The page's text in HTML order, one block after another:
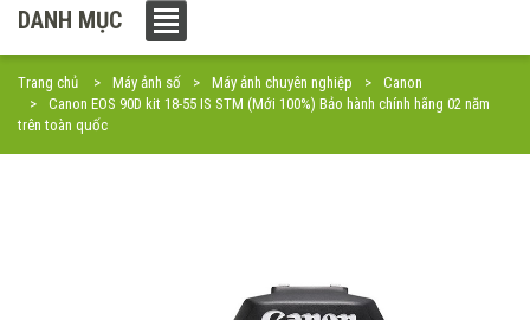
DANH MỤC
Trang chủ Máy ảnh số Máy ảnh chuyên nghiệp
Canon
Canon EOS 90D kit 18-55 IS STM (Mới 100%) Bảo hành chính hãng 02 năm
trên toàn quốc